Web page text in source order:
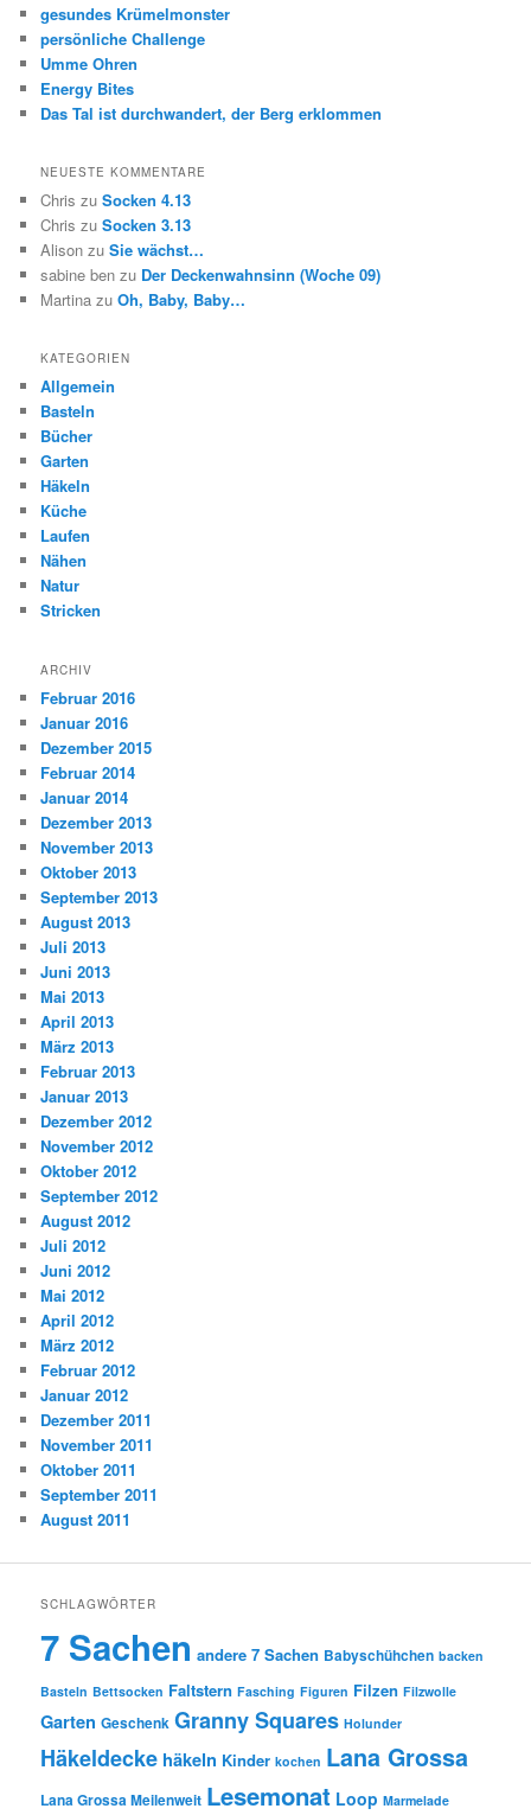
gesundes Krümelmonster
persönliche Challenge
Umme Ohren
Energy Bites
Das Tal ist durchwandert, der Berg erklommen
NEUESTE KOMMENTARE
Chris zuSocken 4.13
Chris zuSocken 3.13
Alison zuSie wächst…
sabine ben zu Der Deckenwahnsinn (Woche 09)
Martina zuOh, Baby, Baby…
KATEGORIEN
Allgemein
Basteln
Bücher
Garten
Häkeln
Küche
Laufen
Nähen
Natur
Stricken
ARCHIV
Februar 2016
Januar 2016
Dezember 2015
Februar 2014
Januar 2014
Dezember 2013
November 2013
Oktober 2013
September 2013
August 2013
Juli 2013
Juni 2013
Mai 2013
April 2013
März 2013
Februar 2013
Januar 2013
Dezember 2012
November 2012
Oktober 2012
September 2012
August 2012
Juli 2012
Juni 2012
Mai 2012
April 2012
März 2012
Februar 2012
Januar 2012
Dezember 2011
November 2011
Oktober 2011
September 2011
August 2011
SCHLAGWÖRTER
7 Sachen andere 7 Sachen Babyschühchen backen
Basteln Bettsocken Faltstern Fasching Figuren Filzen Filzwolle
Garten Geschenk Granny Squares Holunder
Häkeldecke häkeln Kinder kochen Lana Grossa
Lana Grossa Meilenweit Lesemonat Loop Marmelade